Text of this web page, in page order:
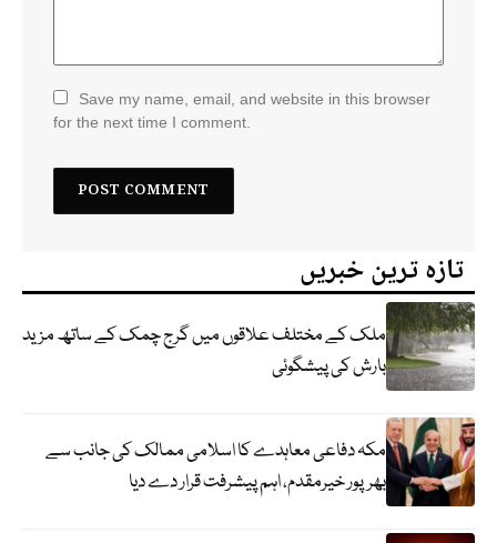
Save my name, email, and website in this browser
for the next time I comment.
تازہ ترین خبریں
ملک کے مختلف علاقوں میں گرج چمک کے ساتھ مزید
بارش کی پیشگوئی
مکہ دفاعی معاہدے کا اسلامی ممالک کی جانب سے
بھرپور خیرمقدم، اہم پیشرفت قرار دے دیا